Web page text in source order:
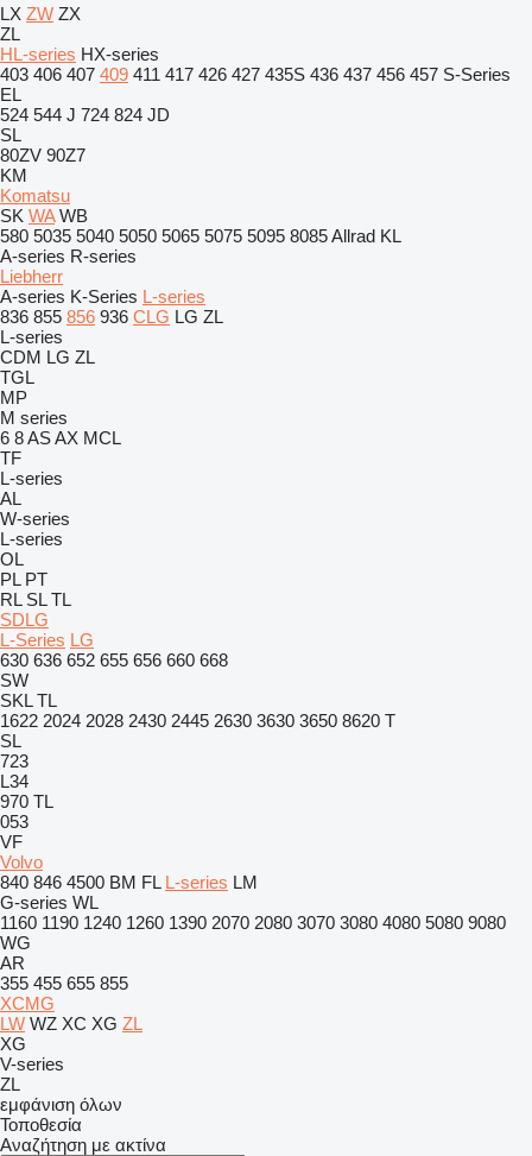
LX ZW ZX
ZL
HL-series HX-series
403 406 407 409 411 417 426 427 435S 436 437 456 457 S-Series
EL
524 544 J 724 824 JD
SL
80ZV 90Z7
KM
Komatsu
SK WA WB
580 5035 5040 5050 5065 5075 5095 8085Allrad KL
A-series R-series
Liebherr
A-series K-Series L-series
836 855 856 936 CLG LG ZL
L-series
CDM LG ZL
TGL
MP
M series
6 8ASAX MCL
TF
L-series
AL
W-series
L-series
OL
PL PT
RL SL TL
SDLG
L-Series LG
630 636 652 655 656 660 668
SW
SKL TL
1622 2024 2028 2430 2445 2630 3630 3650 8620 T
SL
723
L34
970 TL
053
VF
Volvo
840 846 4500 BM FL L-series LM
G-series WL
1160 1190 1240 1260 1390 2070 2080 3070 3080 4080 5080 9080
WG
AR
355 455 655 855
XCMG
LW WZ XC XG ZL
XG
V-series
ZL
εμφάνιση όλων
Τοποθεσία
Αναζήτηση με ακτίνα